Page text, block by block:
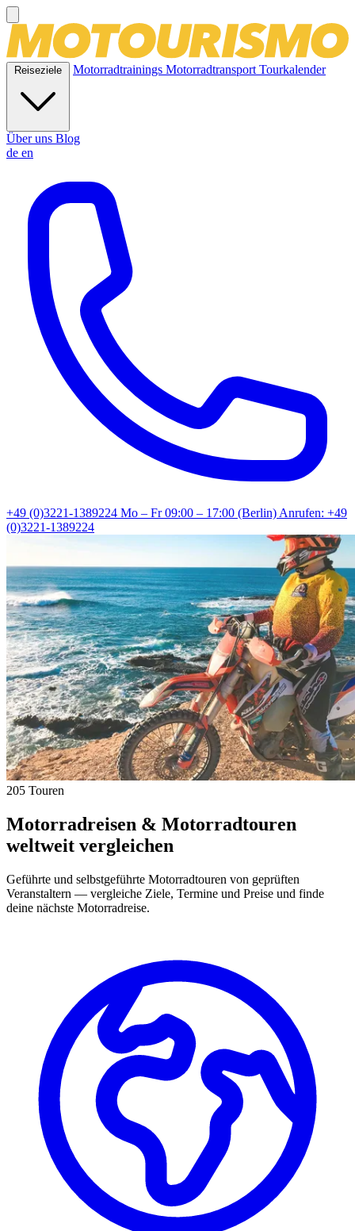
Reiseziele Motorradtrainings MotorradtransportTourkalender
Über uns Blog
de en
+49 (0)3221-1389224 Mo – Fr 09:00 – 17:00 (Berlin)Anrufen: +49
(0)3221-1389224
205 Touren
Motorradreisen & Motorradtouren
weltweit vergleichen
Geführte und selbstgeführte Motorradtouren von geprüften
Veranstaltern — vergleiche Ziele, Termine und Preise und finde
deine nächste Motorradreise.